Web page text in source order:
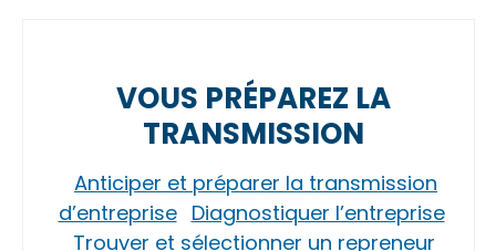
VOUS PRÉPAREZ LA
TRANSMISSION
Anticiper et préparer la transmission
d’entreprise Diagnostiquer l’entreprise
Trouver et sélectionner un repreneur